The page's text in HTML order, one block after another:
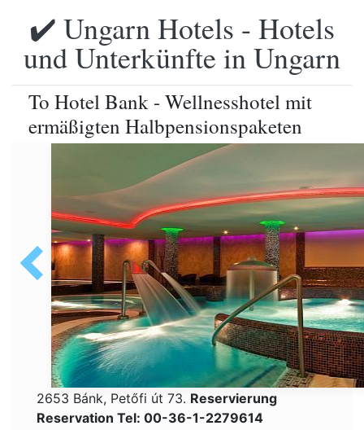
✔️ Ungarn Hotels - Hotels
und Unterkünfte in Ungarn
To Hotel Bank - Wellnesshotel mit
ermäßigten Halbpensionspaketen
2653 Bánk, Petőfi út 73. Reservierung
Reservation Tel: 00-36-1-2279614